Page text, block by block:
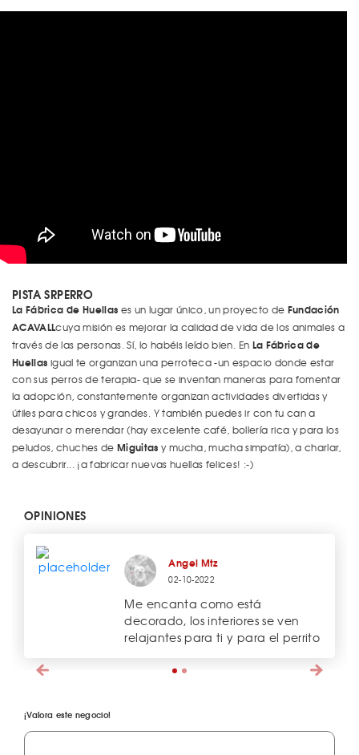
PISTA SRPERRO
La Fábrica de Huellas es un lugar único, un proyecto de Fundación
ACAVALLcuya misión es mejorar la calidad de vida de los animales a
través de las personas. Sí, lo habéis leído bien. En La Fábrica de
Huellas igual te organizan una perroteca -un espacio donde estar
con sus perros de terapia- que se inventan maneras para fomentar
la adopción, constantemente organizan actividades divertidas y
útiles para chicos y grandes. Y también puedes ir con tu can a
desayunar o merendar (hay excelente café, bollería rica y para los
peludos, chuches de Miguitas y mucha, mucha simpatía), a charlar,
a descubrir... ¡a fabricar nuevas huellas felices! :-)
OPINIONES
Angel Mtz
02-10-2022
Me encanta como está
decorado, los interiores se ven
relajantes para ti y para el perrito
¡Valora este negocio!